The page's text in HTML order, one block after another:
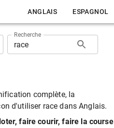
ANGLAIS ESPAGNOL
Recherche
complète, la
d'utiliser race dans Anglais.
faire courir, faire la course